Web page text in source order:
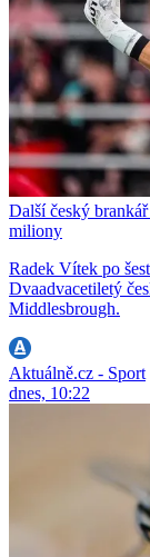
Další český
miliony
Radek Vítek po
Dvaadvacetiletý
Middlesbrough.
Aktuálně.cz - Sport
dnes, 10:22